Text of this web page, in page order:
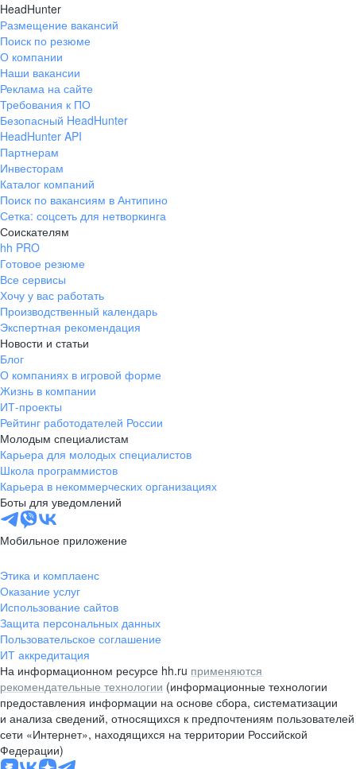
HeadHunter
Размещение вакансий
Поиск по резюме
О компании
Наши вакансии
Реклама на сайте
Требования к ПО
Безопасный HeadHunter
HeadHunter API
Партнерам
Инвесторам
Каталог компаний
Поиск по вакансиям в Антипино
Сетка: соцсеть для нетворкинга
Соискателям
hh PRO
Готовое резюме
Все сервисы
Хочу у вас работать
Производственный календарь
Экспертная рекомендация
Новости и статьи
Блог
О компаниях в игровой форме
Жизнь в компании
ИТ-проекты
Рейтинг работодателей России
Молодым специалистам
Карьера для молодых специалистов
Школа программистов
Карьера в некоммерческих организациях
Боты для уведомлений
Мобильное приложение
Этика и комплаенс
Оказание услуг
Использование сайтов
Защита персональных данных
Пользовательское соглашение
ИТ аккредитация
На информационном ресурсе hh.ru применяются
рекомендательные технологии (информационные технологии
предоставления информации на основе сбора, систематизации
и анализа сведений, относящихся к предпочтениям пользователей
сети «Интернет», находящихся на территории Российской
Федерации)